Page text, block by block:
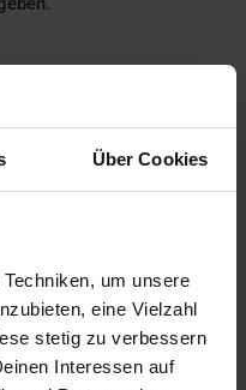
Über Cookies
um unsere
eine Vielzahl
stetig zu verbessern
Interessen auf
Basis°Punkte:
17
Extra°Punkte: